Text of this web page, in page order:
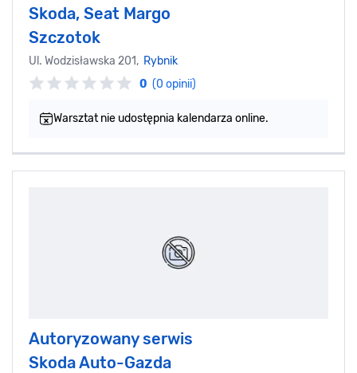
Skoda, Seat Margo
Szczotok
Ul. Wodzisławska 201, Rybnik
0 (0 opinii)
Warsztat nie udostępnia kalendarza online.
Autoryzowany serwis
Skoda Auto-Gazda